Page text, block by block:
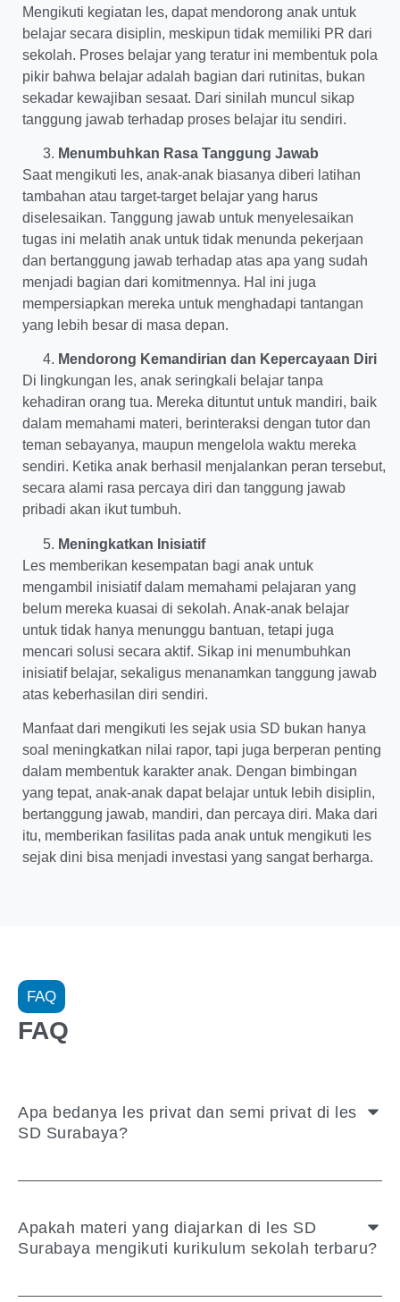
Mengikuti kegiatan les, dapat mendorong anak untuk
belajar secara disiplin, meskipun tidak memiliki PR dari
sekolah. Proses belajar yang teratur ini membentuk pola
pikir bahwa belajar adalah bagian dari rutinitas, bukan
sekadar kewajiban sesaat. Dari sinilah muncul sikap
tanggung jawab terhadap proses belajar itu sendiri.
Menumbuhkan Rasa Tanggung Jawab
Saat mengikuti les, anak-anak biasanya diberi latihan
tambahan atau target-target belajar yang harus
diselesaikan. Tanggung jawab untuk menyelesaikan
tugas ini melatih anak untuk tidak menunda pekerjaan
dan bertanggung jawab terhadap atas apa yang sudah
menjadi bagian dari komitmennya. Hal ini juga
mempersiapkan mereka untuk menghadapi tantangan
yang lebih besar di masa depan.
Mendorong Kemandirian dan Kepercayaan Diri
Di lingkungan les, anak seringkali belajar tanpa
kehadiran orang tua. Mereka dituntut untuk mandiri, baik
dalam memahami materi, berinteraksi dengan tutor dan
teman sebayanya, maupun mengelola waktu mereka
sendiri. Ketika anak berhasil menjalankan peran tersebut,
secara alami rasa percaya diri dan tanggung jawab
pribadi akan ikut tumbuh.
Meningkatkan Inisiatif
Les memberikan kesempatan bagi anak untuk
mengambil inisiatif dalam memahami pelajaran yang
belum mereka kuasai di sekolah. Anak-anak belajar
untuk tidak hanya menunggu bantuan, tetapi juga
mencari solusi secara aktif. Sikap ini menumbuhkan
inisiatif belajar, sekaligus menanamkan tanggung jawab
atas keberhasilan diri sendiri.
Manfaat dari mengikuti les sejak usia SD bukan hanya
soal meningkatkan nilai rapor, tapi juga berperan penting
dalam membentuk karakter anak. Dengan bimbingan
yang tepat, anak-anak dapat belajar untuk lebih disiplin,
bertanggung jawab, mandiri, dan percaya diri. Maka dari
itu, memberikan fasilitas pada anak untuk mengikuti les
sejak dini bisa menjadi investasi yang sangat berharga.
FAQ
FAQ
Apa bedanya les privat dan semi privat di les
SD Surabaya?
Apakah materi yang diajarkan di les SD
Surabaya mengikuti kurikulum sekolah terbaru?